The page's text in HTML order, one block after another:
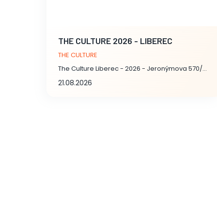
THE CULTURE 2026 - LIBEREC
THE CULTURE
The Culture Liberec - 2026 - Jeronýmova 570/22, Liberec
21.08.2026